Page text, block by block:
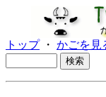
トップ・ かごを見